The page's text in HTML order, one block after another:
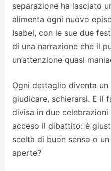
separazione ha lasciato
alimenta ogni nuovo
Isabel, con le sue due
di una narrazione che il
un’attenzione quasi
Ogni dettaglio diventa
giudicare, schierarsi. E il
divisa in due
acceso il dibattito: è
scelta di buon senso o
aperte?